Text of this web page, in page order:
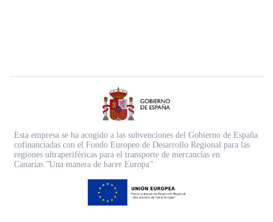
Esta empresa se ha acogido a las subvenciones del Gobierno de España
cofinanciadas con el Fondo Europeo de Desarrollo Regional para las
regiones ultraperiféricas para el transporte de mercancías en
Canarias.”Una manera de hacer Europa”